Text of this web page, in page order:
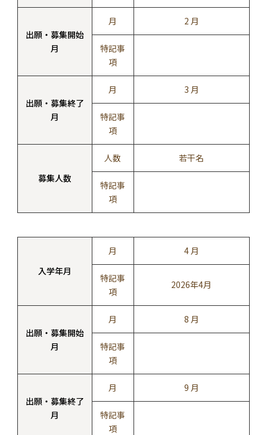
出願・募集開始
月
月 2 月
特記事
項
出願・募集終了
月
月 3 月
特記事
項
募集人数
人数 若干名
特記事
項
入学年月
月 4 月
特記事
項
2026年4月
出願・募集開始
月
月 8 月
特記事
項
出願・募集終了
月
月 9 月
特記事
項